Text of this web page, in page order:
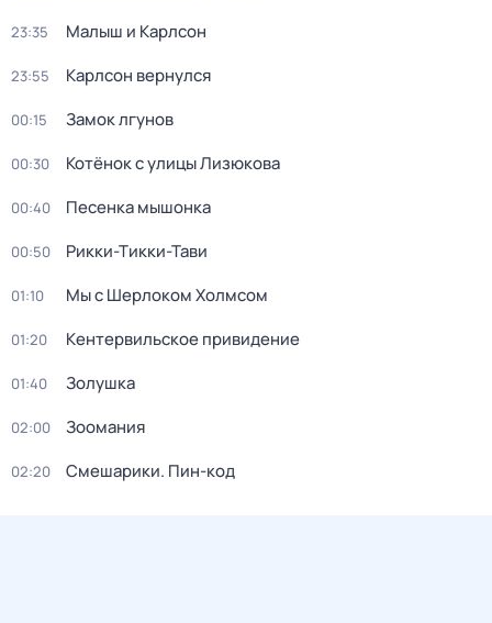
23:35 Малыш и Карлсон
23:55 Карлсон вернулся
00:15 Замок лгунов
00:30 Котёнок с улицы Лизюкова
00:40 Песенка мышонка
00:50 Рикки-Тикки-Тави
01:10 Мы с Шерлоком Холмсом
01:20 Кентервильское привидение
01:40 Золушка
02:00 Зоомания
02:20 Смешарики. Пин-код